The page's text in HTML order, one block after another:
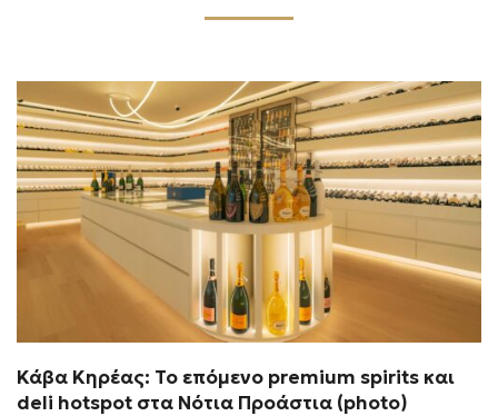
Κάβα Κηρέας: Το επόμενο premium spirits και
deli hotspot στα Νότια Προάστια (photo)